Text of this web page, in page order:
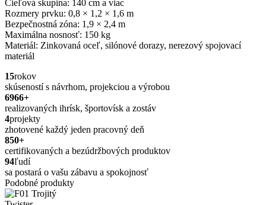
Cieľová skupina: 140 cm a viac
Rozmery prvku: 0,8 × 1,2 × 1,6 m
Bezpečnostná zóna: 1,9 × 2,4 m
Maximálna nosnosť: 150 kg
Materiál: Zinkovaná oceľ, silónové dorazy, nerezový spojovací
materiál
15rokov
skúseností s návrhom, projekciou a výrobou
6966+
realizovaných ihrísk, športovísk a zostáv
4projekty
zhotovené každý jeden pracovný deň
850+
certifikovaných a bezúdržbových produktov
94ľudí
sa postará o vašu zábavu a spokojnosť
Podobné produkty